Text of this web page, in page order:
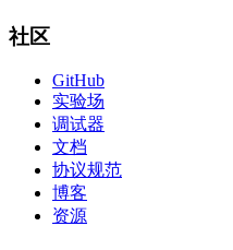
社区
GitHub
实验场
调试器
文档
协议规范
博客
资源